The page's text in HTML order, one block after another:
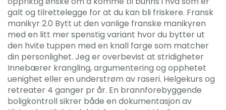
galt og tilrettelegge for at du kan bli friskere. Fransk
manikyr 2.0 Bytt ut den vanlige franske manikyren
med en litt mer spenstig variant hvor du bytter ut
den hvite tuppen med en knall farge som matcher
din personlighet. Jeg er overbevist at stridigheter
Innebærer krangling, argumentering og opphetet
uenighet eller en understrøm av raseri. Helgekurs og
retreater 4 ganger pr år. En brannforebyggende
boligkontroll sikrer både en dokumentasjon av